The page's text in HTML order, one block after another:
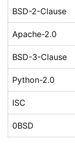
BSD-2-Clause
Apache-2.0
BSD-3-Clause
Python-2.0
ISC
0BSD